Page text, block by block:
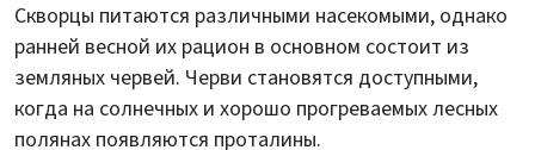
Скворцы питаются различными насекомыми, однако
ранней весной их рацион в основном состоит из
земляных червей. Черви становятся доступными,
когда на солнечных и хорошо прогреваемых лесных
полянах появляются проталины.